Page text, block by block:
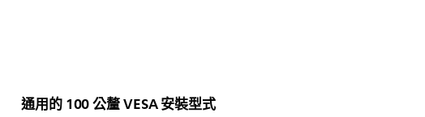
通用的 100 公釐 VESA 安裝型式